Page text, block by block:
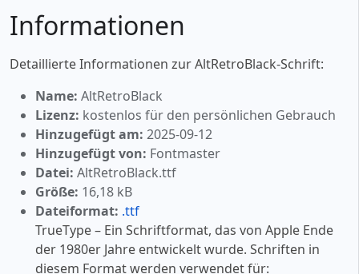
Informationen
Detaillierte Informationen zur AltRetroBlack-Schrift:
Name: AltRetroBlack
Lizenz: kostenlos für den persönlichen Gebrauch
Hinzugefügt am: 2025-09-12
Hinzugefügt von: Fontmaster
Datei: AltRetroBlack.ttf
Größe: 16,18 kB
Dateiformat: .ttf
TrueType – Ein Schriftformat, das von Apple Ende
der 1980er Jahre entwickelt wurde. Schriften in
diesem Format werden verwendet für: